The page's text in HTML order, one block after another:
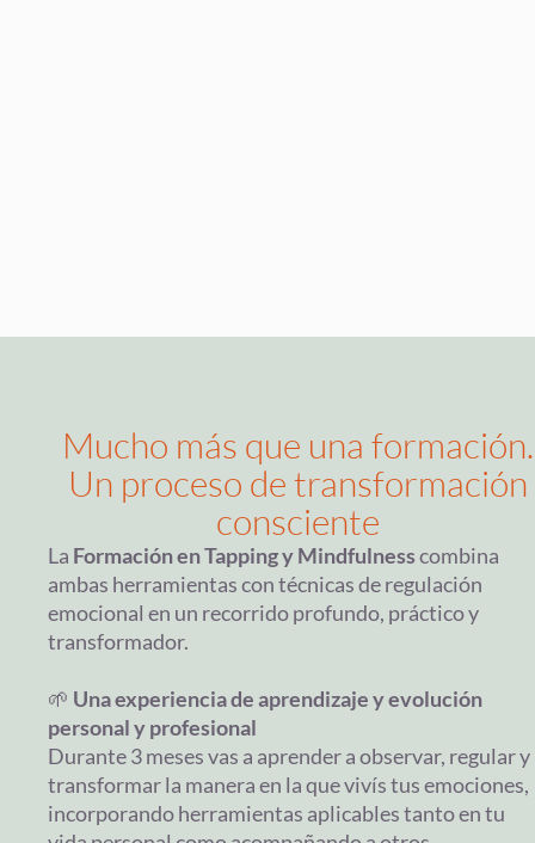
Mucho más que una formación.
Un proceso de transformación
consciente
La Formación en Tapping y Mindfulnesscombina
ambas herramientas con técnicas de regulación
emocional en un recorrido profundo, práctico y
transformador.
🌱 Una experiencia de aprendizaje y evolución
personal y profesional
Durante 3 meses vas a aprender a observar, regular y
transformar la manera en la que vivís tus emociones,
incorporando herramientas aplicables tanto en tu